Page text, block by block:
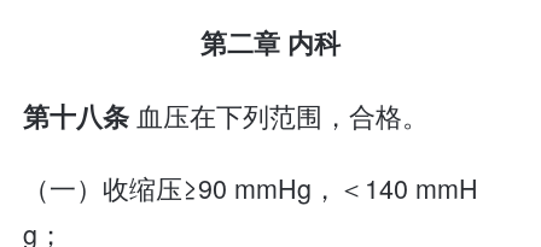
第二章 内科
第十八条 血压在下列范围，合格。
（一）收缩压≥90 mmHg，＜140 mmH
g；